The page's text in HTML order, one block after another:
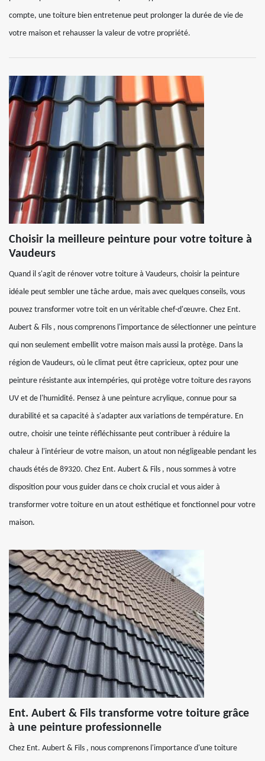
compte, une toiture bien entretenue peut prolonger la durée de vie de
votre maison et rehausser la valeur de votre propriété.
Choisir la meilleure peinture pour votre toiture à
Vaudeurs
Quand il s'agit de rénover votre toiture à Vaudeurs, choisir la peinture
idéale peut sembler une tâche ardue, mais avec quelques conseils, vous
pouvez transformer votre toit en un véritable chef-d'œuvre. Chez Ent.
Aubert & Fils , nous comprenons l'importance de sélectionner une peinture
qui non seulement embellit votre maison mais aussi la protège. Dans la
région de Vaudeurs, où le climat peut être capricieux, optez pour une
peinture résistante aux intempéries, qui protège votre toiture des rayons
UV et de l'humidité. Pensez à une peinture acrylique, connue pour sa
durabilité et sa capacité à s'adapter aux variations de température. En
outre, choisir une teinte réfléchissante peut contribuer à réduire la
chaleur à l'intérieur de votre maison, un atout non négligeable pendant les
chauds étés de 89320. Chez Ent. Aubert & Fils , nous sommes à votre
disposition pour vous guider dans ce choix crucial et vous aider à
transformer votre toiture en un atout esthétique et fonctionnel pour votre
maison.
Ent. Aubert & Fils transforme votre toiture grâce
à une peinture professionnelle
Chez Ent. Aubert & Fils , nous comprenons l'importance d'une toiture